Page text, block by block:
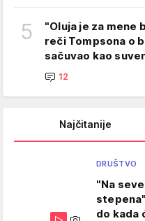
5
"Oluja je za mene
reči Tompsona o
sačuvao kao
12
Najčitanije
DRUŠTVO
"Na
do kada